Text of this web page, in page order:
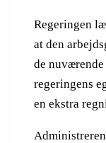
Regeringen
at den
de
regeringens
en ekstra